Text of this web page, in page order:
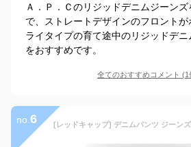
Ａ．Ｐ．Ｃのリジッドデニムジーン
で、ストレートデザインのフロント
ライタイプの育て途中のリジッドデ
をおすすめです。
全てのおすすめコメント (1
no. 6